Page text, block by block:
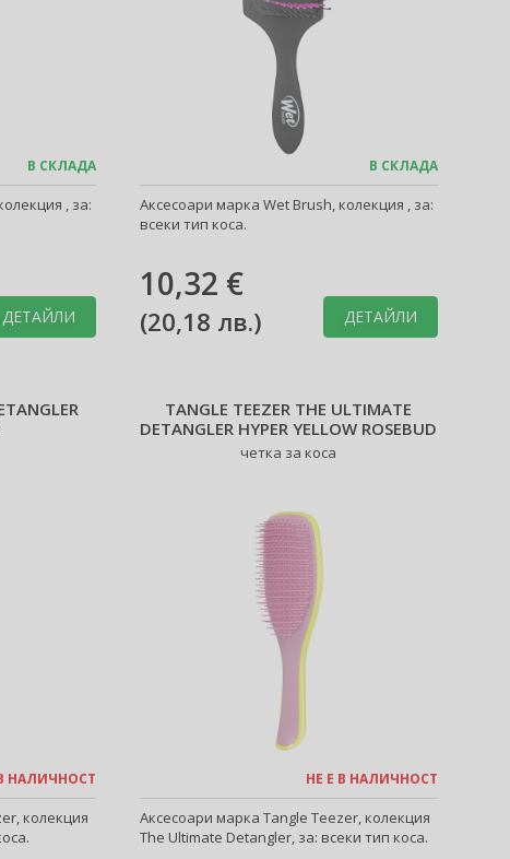
В СКЛАДА
, за:
ДЕТАЙЛИ
В СКЛАДА
Аксесоари марка Wet Brush, колекция , за:
всеки тип коса.
10,32 €
(20,18 лв.) ДЕТАЙЛИ
НАЛИЧНОСТ
колекция
TANGLE TEEZER THE ULTIMATE
DETANGLER HYPER YELLOW ROSEBUD
четка за коса
НЕ Е В НАЛИЧНОСТ
Аксесоари марка Tangle Teezer, колекция
The Ultimate Detangler, за: всеки тип коса.